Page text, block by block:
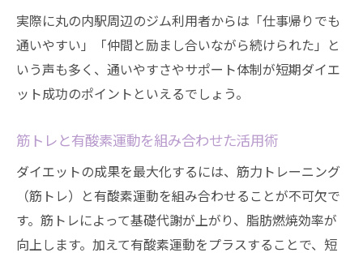
実際に丸の内駅周辺のジム利用者からは「仕事帰りでも
通いやすい」「仲間と励まし合いながら続けられた」と
いう声も多く、通いやすさやサポート体制が短期ダイエ
ット成功のポイントといえるでしょう。
筋トレと有酸素運動を組み合わせた活用術
ダイエットの成果を最大化するには、筋力トレーニング
（筋トレ）と有酸素運動を組み合わせることが不可欠で
す。筋トレによって基礎代謝が上がり、脂肪燃焼効率が
向上します。加えて有酸素運動をプラスすることで、短